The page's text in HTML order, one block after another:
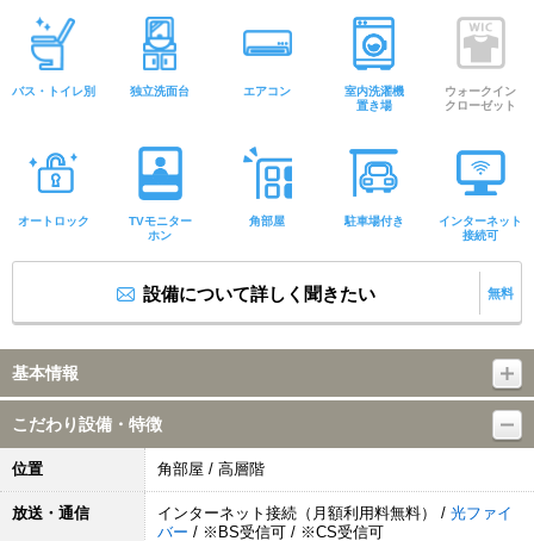
バス・トイレ別 独立洗面台 エアコン
室内洗濯機
置き場
ウォークイン
クローゼット
オートロック
TVモニター
ホン
角部屋 駐車場付き
インターネット
接続可
設備について詳しく聞きたい 無料
基本情報
こだわり設備・特徴
位置 角部屋 / 高層階
放送・通信 インターネット接続（月額利用料無料） / 光ファイ
バー / ※BS受信可 / ※CS受信可